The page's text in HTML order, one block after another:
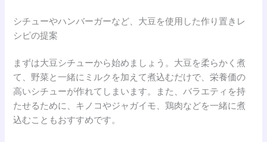
シチューやハンバーガーなど、大豆を使用した作り置きレ
シピの提案
まずは大豆シチューから始めましょう。大豆を柔らかく煮
て、野菜と一緒にミルクを加えて煮込むだけで、栄養価の
高いシチューが作れてしまいます。また、バラエティを持
たせるために、キノコやジャガイモ、鶏肉などを一緒に煮
込むこともおすすめです。